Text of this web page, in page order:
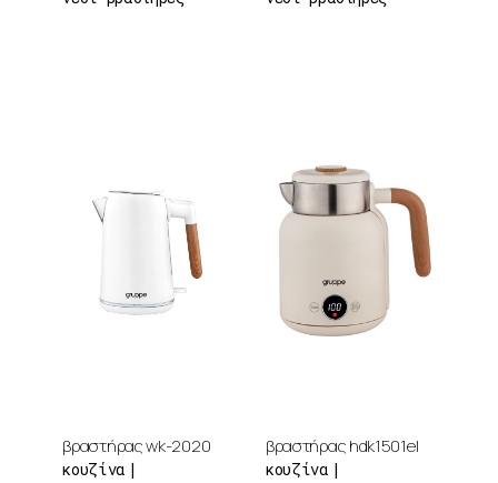
βραστήρας wk-2020
κουζίνα
βραστήρας hdk1501el
κουζίνα